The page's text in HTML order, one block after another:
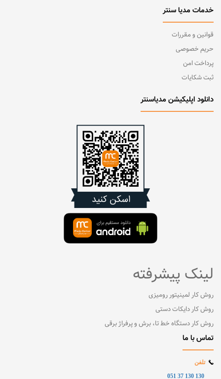
خدمات مدیا سنتر
قوانین و مقررات
حریم خصوصی
پرداخت امن
ثبت شکایات
دانلود اپلیکیشن مدیاسنتر
لینک پیشرفته
روش کار لمینیتور رومیزی
روش کار دایکات دستی
روش کار دستگاه خط تا، برش و پرفراژ برقی
تماس با ما
تلفن
130 130 37 051